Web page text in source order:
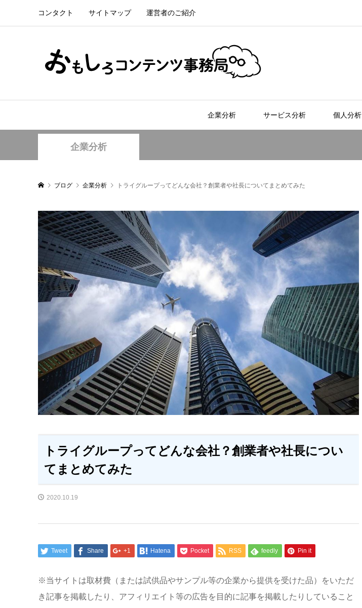
コンタクト サイトマップ 運営者のご紹介
企業分析 サービス分析 個人分析
企業分析
ブログ 企業分析 トライグループってどんな会社？創業者や社長についてまとめてみた
トライグループってどんな会社？創業者や社長につい
てまとめてみた
2020.10.19
Tweet Share +1 Hatena Pocket RSS feedly Pin it
※当サイトは取材費（または試供品やサンプル等の企業から提供を受けた品）をいただ
き記事を掲載したり、アフィリエイト等の広告を目的に記事を掲載したりしていること